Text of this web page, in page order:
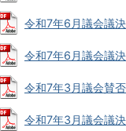
令和7年6月議会議
令和7年6月議会議
令和7年3月議会賛
令和7年3月議会議